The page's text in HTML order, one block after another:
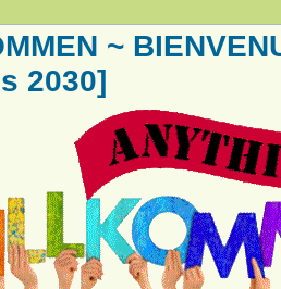
~
2030]